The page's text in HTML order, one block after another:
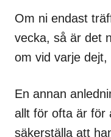
Om ni endast
vecka, så är det
om vid varje
En annan
allt för ofta är för
säkerställa att